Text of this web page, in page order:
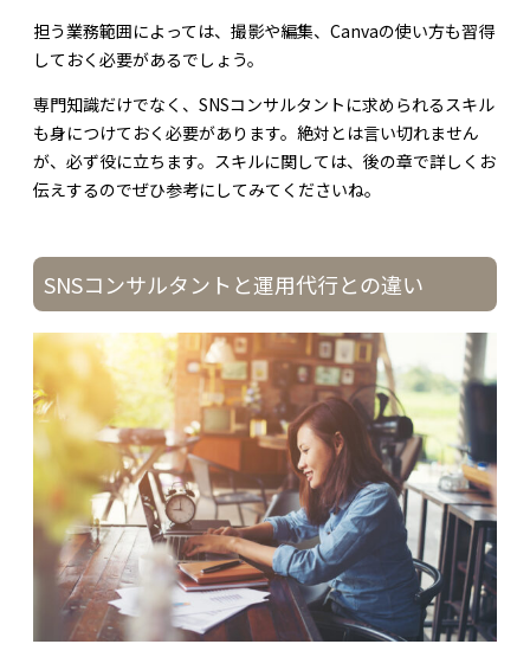
担う業務範囲によっては、撮影や編集、Canvaの使い方も習得
しておく必要があるでしょう。
専門知識だけでなく、SNSコンサルタントに求められるスキル
も身につけておく必要があります。絶対とは言い切れません
が、必ず役に立ちます。スキルに関しては、後の章で詳しくお
伝えするのでぜひ参考にしてみてくださいね。
SNSコンサルタントと運用代行との違い